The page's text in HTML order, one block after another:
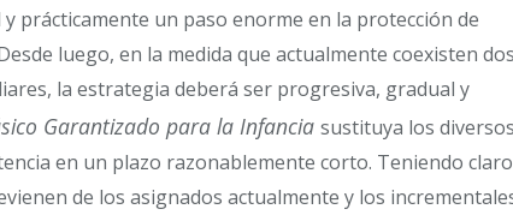
prácticamente un paso enorme en la protección de
luego, en la medida que actualmente coexisten dos
la estrategia deberá ser progresiva, gradual y
Garantizado para la Infancia sustituya los diversos
en un plazo razonablemente corto. Teniendo
de los asignados actualmente y los